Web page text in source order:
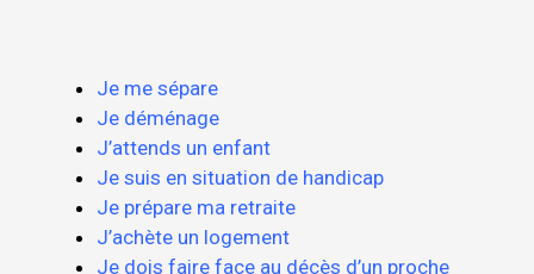
Je me sépare
Je déménage
J’attends un enfant
Je suis en situation de handicap
Je prépare ma retraite
J’achète un logement
Je dois faire face au décès d’un proche